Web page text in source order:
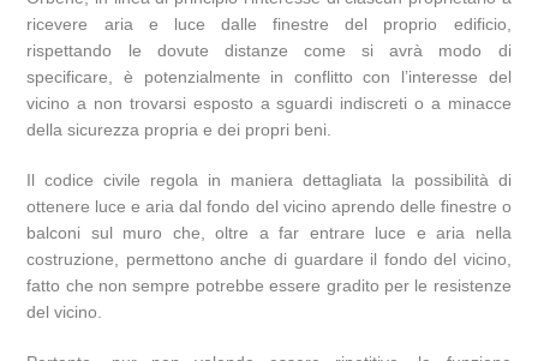
ricevere aria e luce dalle finestre del proprio edificio,
rispettando le dovute distanze come si avrà modo di
specificare, è potenzialmente in conflitto con l’interesse del
vicino a non trovarsi esposto a sguardi indiscreti o a minacce
della sicurezza propria e dei propri beni.
Il codice civile regola in maniera dettagliata la possibilità di
ottenere luce e aria dal fondo del vicino aprendo delle finestre o
balconi sul muro che, oltre a far entrare luce e aria nella
costruzione, permettono anche di guardare il fondo del vicino,
fatto che non sempre potrebbe essere gradito per le resistenze
del vicino.